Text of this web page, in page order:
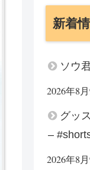
新着
ソウ
2026年8
グッ
–
2026年8